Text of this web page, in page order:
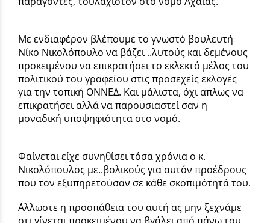
Με ενδιαφέρον βλέπουμε το γνωστό βουλευτή
Νίκο Νικολόπουλο να βάζει ..λυτούς και δεμένους
προκειμένου να επικρατήσει το εκλεκτό μέλος του
πολιτικού του γραφείου στις προσεχείς εκλογές
για την τοπική ΟΝΝΕΔ. Και μάλιστα, όχι απλως να
επικρατήσει αλλά να παρουσιαστεί σαν η
μοναδική υποψηφιότητα στο νομό.
Φαίνεται είχε συνηθίσει τόσα χρόνια ο κ.
Νικολόπουλος με..βολικούς για αυτόν προέδρους
που τον εξυπηρετούσαν σε κάθε σκοπιμότητά του.
΄Αλλωστε η προσπάθεια του αυτή ας μην ξεχνάμε